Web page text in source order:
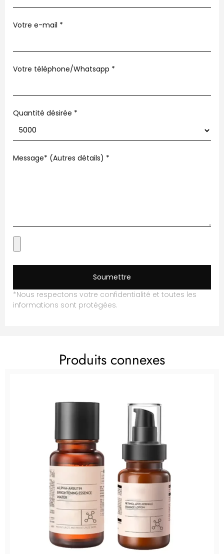
Votre e-mail *
Votre téléphone/Whatsapp *
Quantité désirée *
Message* (Autres détails) *
Soumettre
*Nous respectons votre confidentialité et toutes les
informations sont protégées.
Produits connexes